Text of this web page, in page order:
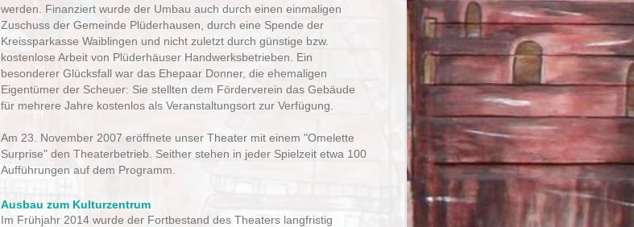
werden. Finanziert wurde der Umbau auch durch einen einmaligen
Zuschuss der Gemeinde Plüderhausen, durch eine Spende der
Kreissparkasse Waiblingen und nicht zuletzt durch günstige bzw.
kostenlose Arbeit von Plüderhäuser Handwerksbetrieben. Ein
besonderer Glücksfall war das Ehepaar Donner, die ehemaligen
Eigentümer der Scheuer: Sie stellten dem Förderverein das Gebäude
für mehrere Jahre kostenlos als Veranstaltungsort zur Verfügung.
Am 23. November 2007 eröffnete unser Theater mit einem "Omelette
Surprise" den Theaterbetrieb. Seither stehen in jeder Spielzeit etwa 100
Aufführungen auf dem Programm.
Ausbau zum Kulturzentrum
Im Frühjahr 2014 wurde der Fortbestand des Theaters langfristig